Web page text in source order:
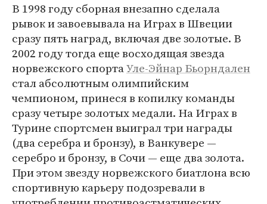
В 1998 году сборная внезапно сделала
рывок и завоевывала на Играх в Швеции
сразу пять наград, включая две золотые. В
2002 году тогда еще восходящая звезда
норвежского спортаУле-Эйнар Бьорндален
стал абсолютным олимпийским
чемпионом, принеся в копилку команды
сразу четыре золотых медали. На Играх в
Турине спортсмен выиграл три награды
(два серебра и бронзу), в Ванкувере —
серебро и бронзу, в Сочи — еще два золота.
При этом звезду норвежского биатлона всю
спортивную карьеру подозревали в